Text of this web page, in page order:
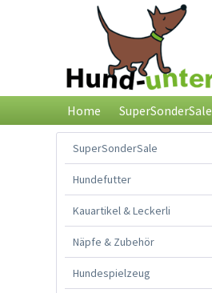
Home SuperSonderSale
SuperSonderSale
Hundefutter
Kauartikel & Leckerli
Näpfe & Zubehör
Hundespielzeug